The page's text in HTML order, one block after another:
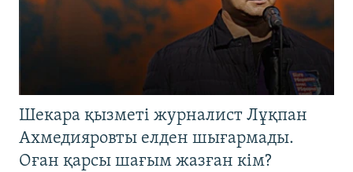
Шекара қызметі журналист Лұқпан
Ахмедияровты елден шығармады.
Оған қарсы шағым жазған кім?